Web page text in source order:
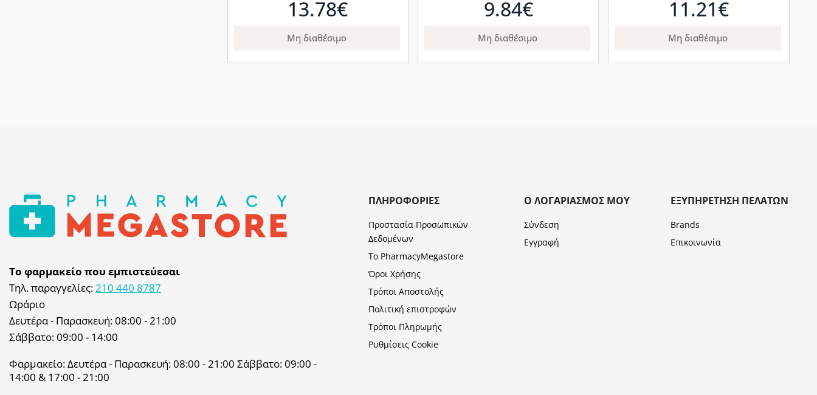
13.78€
Μη διαθέσιμο
9.84€
Μη διαθέσιμο
11.21€
Μη διαθέσιμο
Το φαρμακείο που εμπιστεύεσαι
Τηλ. παραγγελίες:210 440 8787
Ωράριο
Δευτέρα - Παρασκευή: 08:00 - 21:00
Σάββατο: 09:00 - 14:00
Φαρμακείο: Δευτέρα - Παρασκευή: 08:00 - 21:00 Σάββατο: 09:00 -
14:00 & 17:00 - 21:00
ΠΛΗΡΟΦΟΡΊΕΣ
Προστασία Προσωπικών
Δεδομένων
Το PharmacyMegastore
Όροι Χρήσης
Τρόποι Αποστολής
Πολιτική επιστροφών
Τρόποι Πληρωμής
Ρυθμίσεις Cookie
Ο ΛΟΓΑΡΙΑΣΜΌΣ ΜΟΥ
Σύνδεση
Εγγραφή
ΕΞΥΠΗΡΈΤΗΣΗ ΠΕΛΑΤΏΝ
Brands
Επικοινωνία